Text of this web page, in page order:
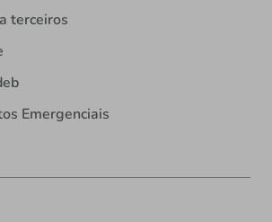
terceiros
Emergenciais